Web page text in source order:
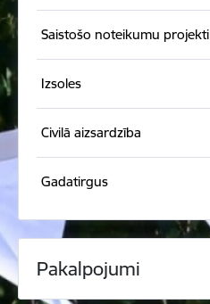
Saistošo noteikumu projekti
Izsoles
Civilā aizsardzība
Gadatirgus
Pakalpojumi